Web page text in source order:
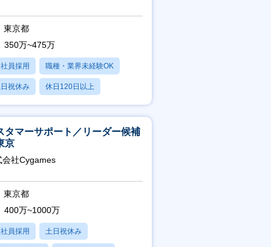
東京都
350万~475万
員採用 職種・業界未経験OK
祝休み 休日120日以上
・育休あり
タマーサポート／リーダー候補
京
会社Cygames
東京都
400万~1000万
員採用 土日祝休み